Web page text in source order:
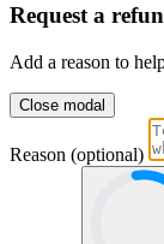
Request a
Add a reason to
Close modal
Reason (optional)